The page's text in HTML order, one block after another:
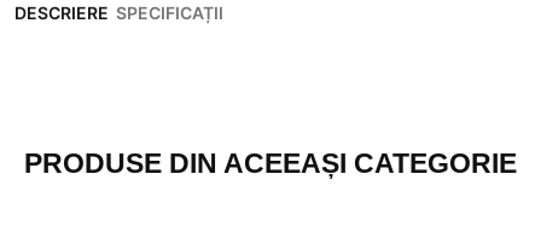
DESCRIERE SPECIFICAȚII
PRODUSE DIN ACEEAȘI CATEGORIE